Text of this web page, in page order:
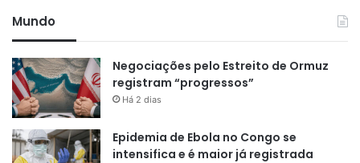
Mundo
Negociações pelo Estreito de Ormuz
registram “progressos”
Há 2 dias
Epidemia de Ebola no Congo se
intensifica e é maior já registrada